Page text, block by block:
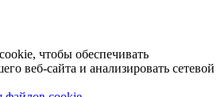
чтобы обеспечивать
веб-сайта и анализировать сетевой